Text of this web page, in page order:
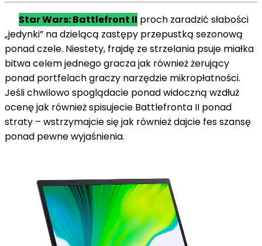
Star Wars: Battlefront II proch zaradzić słabości
„jedynki” nadzielącą zastępy przepustką sezonową
ponadczele. Niestety, frajdę zestrzelania psuje miałka
bitwacelemjednego graczajak równieżżerujący
ponad portfelach graczy narzędzie mikropłatności.
Jeślichwilowospoglądacie ponadwidoczną wzdłuż
ocenęjak równieżspisujecie Battlefronta II ponad
straty – wstrzymajcie sięjak równieżdajcie fesszansę
ponad pewne wyjaśnienia.